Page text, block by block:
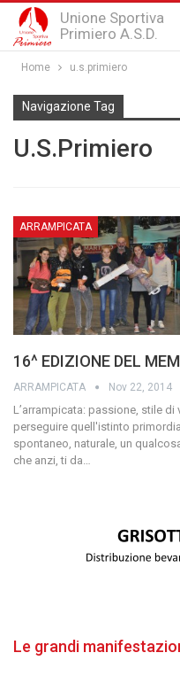
Unione Sportiva
Primiero A.S.D.
Home u.s.primiero
Navigazione Tag
U.s.primiero
ARRAMPICATA
16^ EDIZIONE DEL
ARRAMPICATA Nov 22, 2014
L’arrampicata: passione, stile
perseguire quell'istinto
spontaneo, naturale, un
che anzi, ti da…
Le grandi